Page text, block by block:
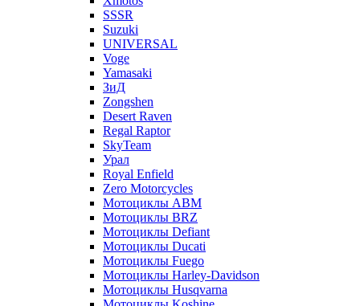
SSSR
Suzuki
UNIVERSAL
Voge
Yamasaki
ЗиД
Zongshen
Desert Raven
Regal Raptor
SkyTeam
Урал
Royal Enfield
Zero Motorcycles
Мотоциклы ABM
Мотоциклы BRZ
Мотоциклы Defiant
Мотоциклы Ducati
Мотоциклы Fuego
Мотоциклы Harley-Davidson
Мотоциклы Husqvarna